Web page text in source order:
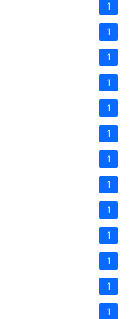
1
1
1
1
1
1
1
1
1
1
1
1
1